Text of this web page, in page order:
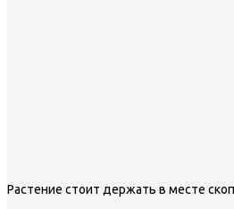
Растение стоит держать в месте